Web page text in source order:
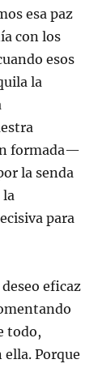
esa paz
con los
esos
la
formada—
la senda
la
para
eficaz
todo,
Porque